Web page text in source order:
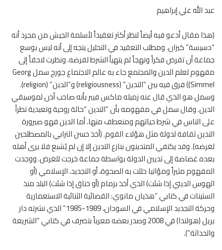
عبد الله علي إبراهيم
(هذا مقال أدعو فيه أيضاً لنظر أكثر تعقيداً لأسلمة الجيش من مجرد أنه
“دسيسة” كيزان. ومطلب التعقيد في التحليل يتجه إلى أنه ليس بوسع
جماعة أن تفرض فكراً ونهجاً لم يتهيأ الشرط لفرضه. ونظرت لاحقاً إلى
مفهوم لعلم الدين والمجتمع جاء به عالم الاجتماع جورج سمل Georg
Simmel)) فرق فيه بين “التدين” (religiousness) و”الدين” (religion).
وسمل هو الذي قال عنه زميله ماكس فيبر بأنه صاحب أذن لموسيقي
الدين. وقال سمل في مفهومه بأن “التدين “حالة روحية وتعبدية تطرأ
على الناس في شرط حياتهم ومنعطف منها. أما الدين فهو صيرورة
التدين ثقافة لدولة مثل هؤلاء القوم. (أخذ حسن الترابي بالمصطلحين
لغرضه). وقد يكتفي المتدينون بنازع التدين إلا إن لم يُشبع فلا يرى أهله
بعده غضاضة إلى تديين الدولة بواسطة جماعة خرجت للغرض. ووجدت
المفهوم مثيراً ومؤاتيا حللت به الصحوة، أو التجديد، الإسلامي (أو
الهوس الديني إذا شئت) الذي أخذ بزمام (أو خناق إذا شئت) البلد منذ
الستينات في كتابي “هذيان مانوي: القضائية الثنائية الاستعمارية
وحركة التجديد الإسلامي في السودان، 1989-1985” الذي نشرته دار
بريل (هولندا) في 2008 وصدر بعضه معرباً بتصرف في كتابي “الشريعة
والحداثة”).